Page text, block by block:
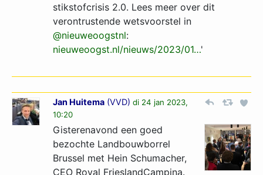
stikstofcrisis 2.0. Lees meer over dit
verontrustende wetsvoorstel in
@nieuweoogstnl:
nieuweoogst.nl/nieuws/2023­/01…­'
Jan Huitema (VVD) di 24 jan 2023,
10:20
Gisterenavond een goed
bezochte Landbouwborrel
Brussel met Hein Schumacher,
CEO Royal FrieslandCampina.